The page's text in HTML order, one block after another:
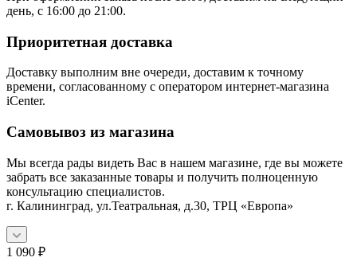
день, с 16:00 до 21:00.
Приоритетная доставка
Доставку выполним вне очереди, доставим к точному
времени, согласованному с оператором интернет-магазина
iCenter.
Самовывоз из магазина
Мы всегда рады видеть Вас в нашем магазине, где вы можете
забрать все заказанные товары и получить полноценную
консультацию специалистов.
г. Калининград, ул.Театральная, д.30, ТРЦ «Европа»
1 090 ₽